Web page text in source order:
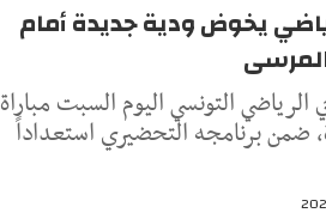
يخوض ودية جديدة أمام
التونسي اليوم السبت مباراة
ضمن برنامجه التحضيري استعداداً